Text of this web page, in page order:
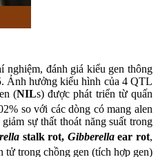
đánh giá kiểu gen thông
Ảnh hưởng kiểu hình của 4 QTL
(NILs) được phát triển từ quấn
so với các dòng có mang alen
sự thất thoát năng suất trong
stalk rot, Gibberellaear rot,
tử trong chồng gen (tích hợp gen)